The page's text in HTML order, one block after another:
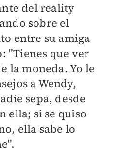
del reality
sobre el
entre su amiga
"Tienes que ver
la moneda. Yo le
a Wendy,
sepa, desde
ella; si se quiso
ella sabe lo